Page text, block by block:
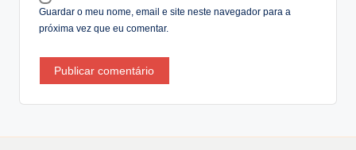
Guardar o meu nome, email e site neste navegador para a
próxima vez que eu comentar.